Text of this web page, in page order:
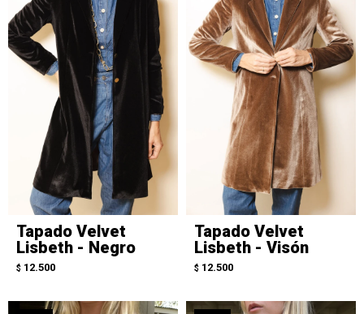
Tapado Velvet
Lisbeth - Negro
$ 12.500
Tapado Velvet
Lisbeth - Visón
$ 12.500